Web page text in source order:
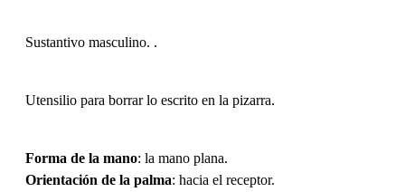
Sustantivo masculino. .
Utensilio para borrar lo escrito en la pizarra.
Forma de la mano: la mano plana.
Orientación de la palma: hacia el receptor.